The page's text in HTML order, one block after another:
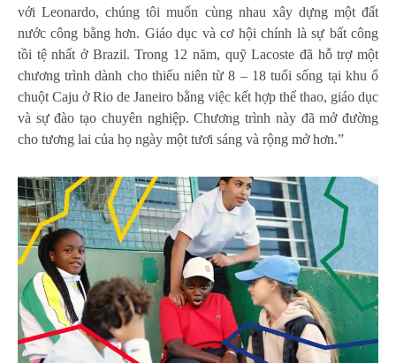
với Leonardo, chúng tôi muốn cùng nhau xây dựng một đất
nước công bằng hơn. Giáo dục và cơ hội chính là sự bất công
tồi tệ nhất ở Brazil. Trong 12 năm, quỹ Lacoste đã hỗ trợ một
chương trình dành cho thiếu niên từ 8 – 18 tuổi sống tại khu ổ
chuột Caju ở Rio de Janeiro bằng việc kết hợp thể thao, giáo dục
và sự đào tạo chuyên nghiệp. Chương trình này đã mở đường
cho tương lai của họ ngày một tươi sáng và rộng mở hơn.”